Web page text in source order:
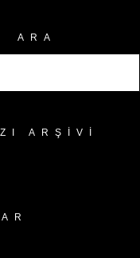
ARA
ARŞIVI